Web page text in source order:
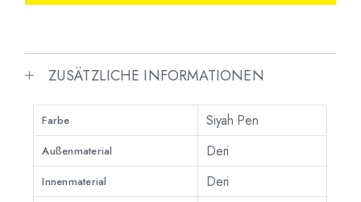
ZUSÄTZLICHE INFORMATIONEN
Farbe Siyah Pen
Außenmaterial Deri
Innenmaterial Deri